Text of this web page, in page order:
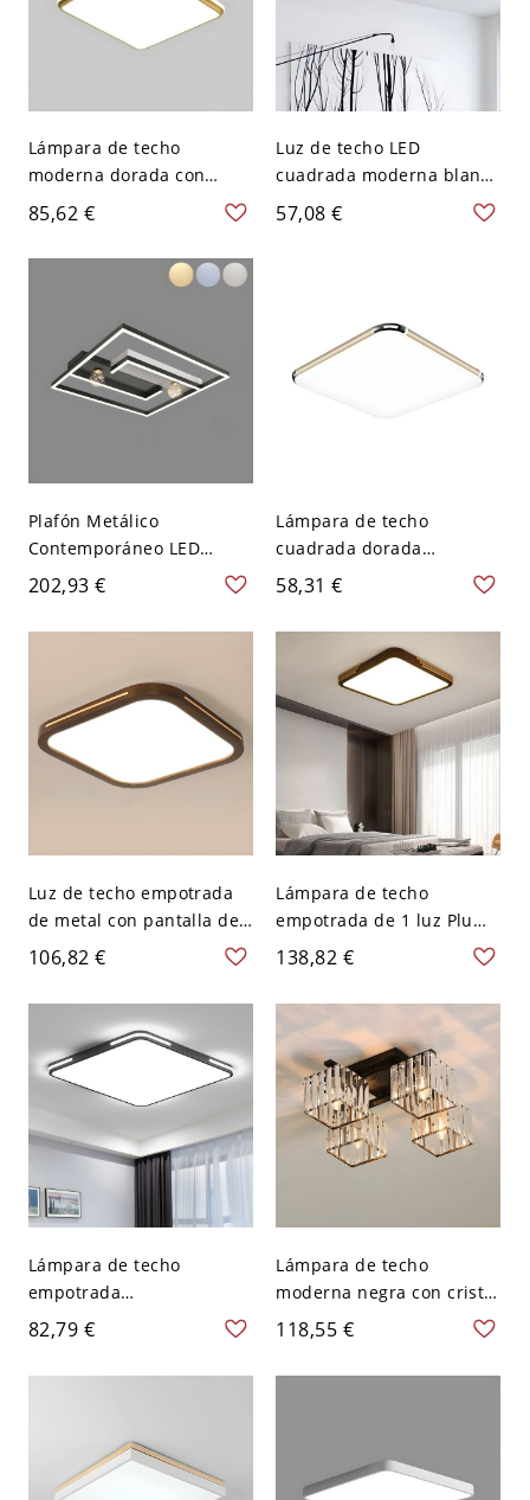
Lámpara de techo
moderna dorada con
pantalla blanca y
bombillas LED - 110 A 120
V 49,53 cm Blanco
85,62 €
Luz de techo LED
cuadrada moderna blanca
con pantalla acrílica - 1
luz, 16x16 pulgadas -
57,08 €
Plafón Metálico
Contemporáneo LED
Lámpara de Techo para
Dormitorio - Negro 110 A
120 V 50,8 cm Tercer Gear
202,93 €
Lámpara de techo
cuadrada dorada
minimalista de metal con
luz LED de montaje
empotrado de 12" de
58,31 €
Luz de techo empotrada
de metal con pantalla de
polímero, LED, cableado
directo, 110V-120V, 16",
tres niveles (luz
cálida/blanca/neutra),
cuadrada
106,82 €
Lámpara de techo
empotrada de 1 luz Plume
con pantalla de
polimetilmetacrilato
(PMMA) en estilo
simplista, 110V-120V, 20",
cuadrada
138,82 €
Lámpara de techo
empotrada
contemporánea de 5
luces, luz fría, cableado
directo eléctrico, 110V-
82,79 €
Lámpara de techo
moderna negra con cristal
transparente y base de
bombilla LED - 110 A 120
V 4
118,55 €